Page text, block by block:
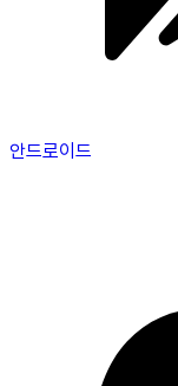
안드로이드